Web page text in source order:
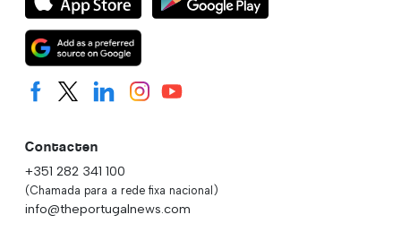
Contacten
+351 282 341 100
(Chamada para a rede fixa nacional)
info@theportugalnews.com